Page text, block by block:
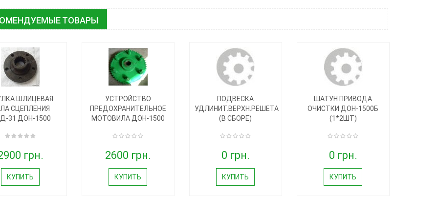
ТОВАРЫ
ШЛИЦЕВАЯ
СЦЕПЛЕНИЯ
31 ДОН-1500
грн.
КУПИТЬ
УСТРОЙСТВО
ПРЕДОХРАНИТЕЛЬНОЕ
МОТОВИЛА ДОН-1500
2600 грн.
КУПИТЬ
ПОДВЕСКА
УДЛИНИТ.ВЕРХН.РЕШЕТА
(В СБОРЕ)
0 грн.
КУПИТЬ
ШАТУН ПРИВОДА
ОЧИСТКИ ДОН-1500Б
(1*2ШТ)
0 грн.
КУПИТЬ